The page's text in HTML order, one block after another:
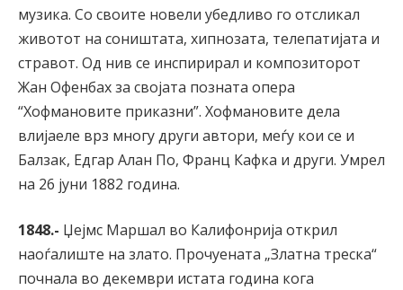
музика. Со своите новели убедливо го отсликал
животот на соништата, хипнозата, телепатијата и
стравот. Од нив се инспирирал и композиторот
Жан Офенбах за својата позната опера
“Хофмановите приказни”. Хофмановите дела
влијаеле врз многу други автори, меѓу кои се и
Балзак, Едгар Алан По, Франц Кафка и други. Умрел
на 26 јуни 1882 година.
1848.- Џејмс Маршал во Калифонрија открил
наоѓалиште на злато. Прочуената „Златна треска“
почнала во декември истата година кога